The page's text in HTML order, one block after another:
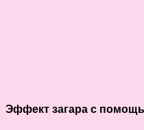
Эффект загара с